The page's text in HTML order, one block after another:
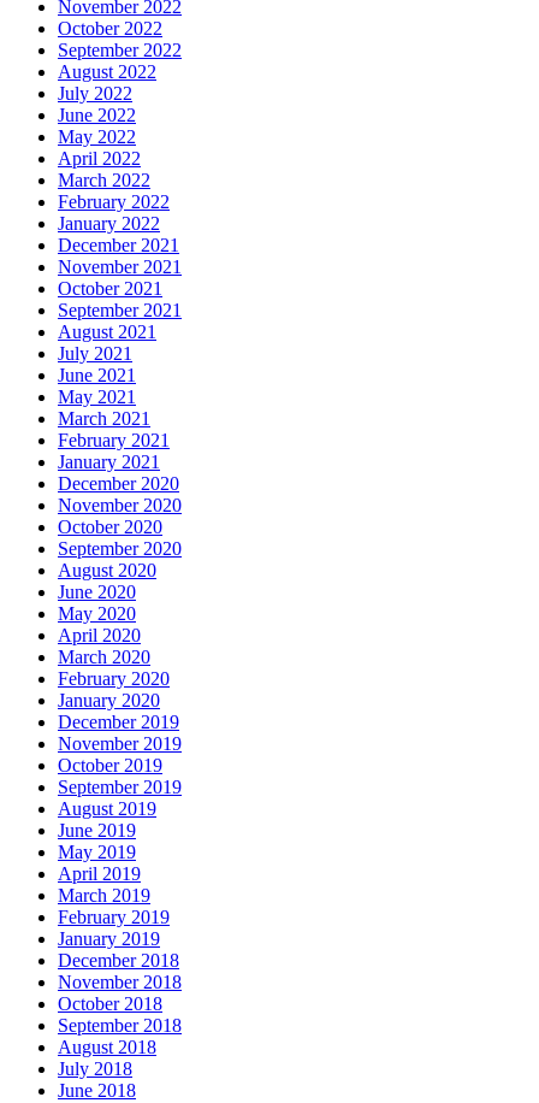
November 2022
October 2022
September 2022
August 2022
July 2022
June 2022
May 2022
April 2022
March 2022
February 2022
January 2022
December 2021
November 2021
October 2021
September 2021
August 2021
July 2021
June 2021
May 2021
March 2021
February 2021
January 2021
December 2020
November 2020
October 2020
September 2020
August 2020
June 2020
May 2020
April 2020
March 2020
February 2020
January 2020
December 2019
November 2019
October 2019
September 2019
August 2019
June 2019
May 2019
April 2019
March 2019
February 2019
January 2019
December 2018
November 2018
October 2018
September 2018
August 2018
July 2018
June 2018